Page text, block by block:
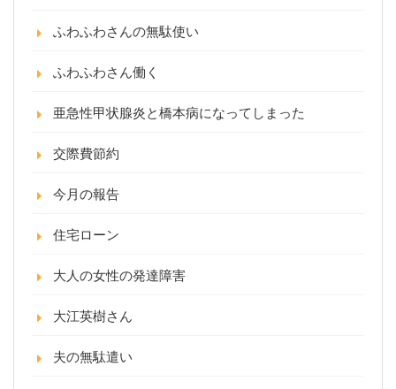
ふわふわさんの無駄使い
ふわふわさん働く
亜急性甲状腺炎と橋本病になってしまった
交際費節約
今月の報告
住宅ローン
大人の女性の発達障害
大江英樹さん
夫の無駄遣い